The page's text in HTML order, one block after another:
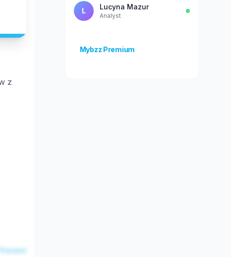
z
L Lucyna Mazur
Analyst
Mybzz Premium